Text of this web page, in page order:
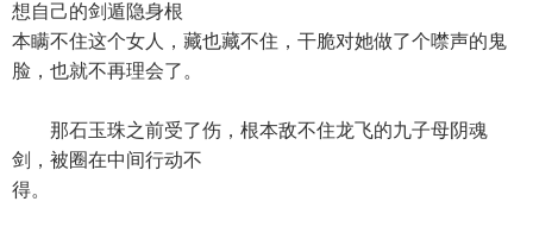
想自己的剑遁隐身根
本瞒不住这个女人，藏也藏不住，干脆对她做了个噤声的鬼
脸，也就不再理会了。
那石玉珠之前受了伤，根本敌不住龙飞的九子母阴魂
剑，被圈在中间行动不
得。